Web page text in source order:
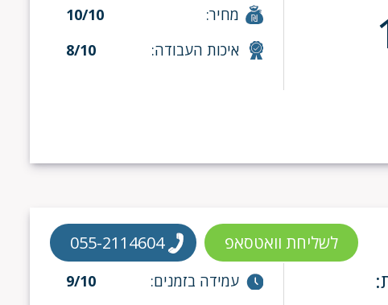
מחיר:
10/10
איכות העבודה:
8/10
עמידה בזמנים:
9/10
לשליחת וואטסאפ 055-2114604